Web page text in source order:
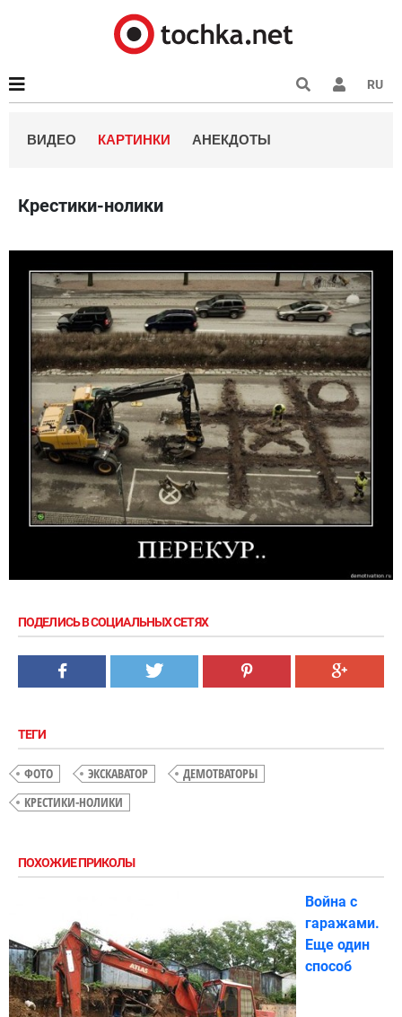
RU
ВИДЕО КАРТИНКИ АНЕКДОТЫ
Крестики-нолики
ПОДЕЛИСЬ В СОЦИАЛЬНЫХ СЕТЯХ
ТЕГИ
ФОТО ЭКСКАВАТОР
ДЕМОТВАТОРЫ
КРЕСТИКИ-НОЛИКИ
ПОХОЖИЕ ПРИКОЛЫ
Война с
гаражами.
Еще один
способ